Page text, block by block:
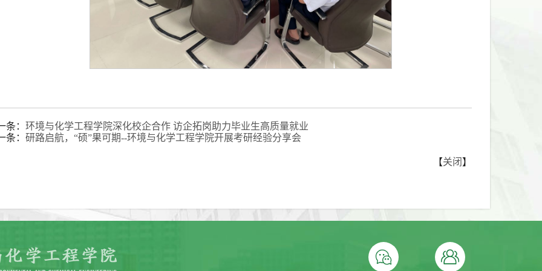
条： 环境与化学工程学院深化校企合作 访企拓岗助力毕业生高质量就业
条： 研路启航，“硕”果可期--环境与化学工程学院开展考研经验分享会
【关闭 】